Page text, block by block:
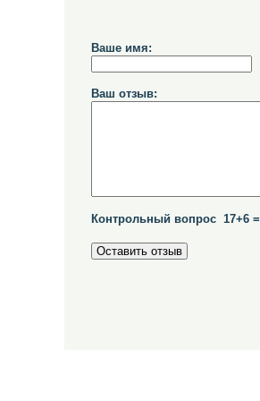
Ваше имя:
Ваш отзыв:
Контрольный вопрос 17+6 =